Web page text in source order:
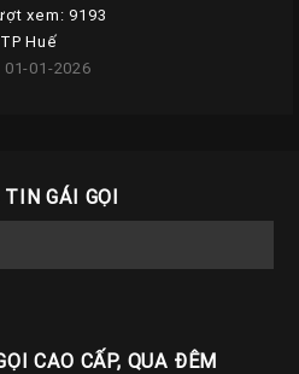
xem: 9193
TP Huế
01-01-2026
GÁI GỌI
CAO CẤP, QUA ĐÊM